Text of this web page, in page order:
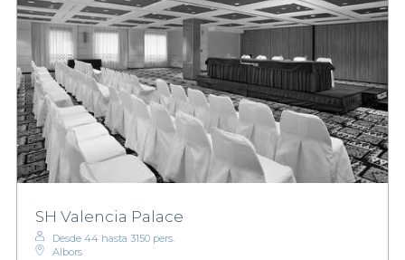
SH Valencia Palace
Desde 44 hasta 3150 pers.
Albors